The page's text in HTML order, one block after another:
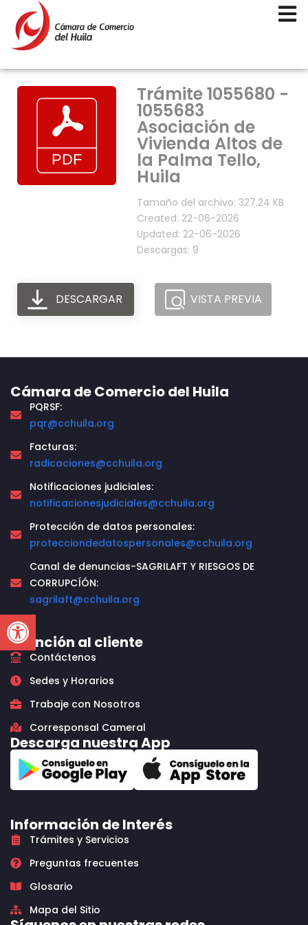
Open toolbar
Trámite 1055680 -
1055683
Asociación de
Vivienda Altos de
la Palma Tello,
Huila
Tamaño del archivo: 327.24 KB
Created: 22-06-2026
Updated: 22-06-2026
Descargas: 9
DESCARGAR VISTA PREVIA
Cámara de Comercio del Huila
PQRSF:
pqr@cchuila.org
Facturas:
radicaciones@cchuila.org
Notificaciones judiciales:
notificacionesjudiciales@cchuila.org
Protección de datos personales:
protecciondedatospersonales@cchuila.org
Canal de denuncias-SAGRILAFT Y RIESGOS DE
CORRUPCÍÓN:
sagrilaft@cchuila.org
Atención al cliente
Contáctenos
Sedes y Horarios
Trabaje con Nosotros
Corresponsal Cameral
Descarga nuestra App
Información de Interés
Trámites y Servicios
Preguntas frecuentes
Glosario
Mapa del Sitio